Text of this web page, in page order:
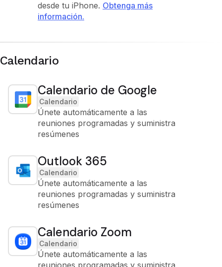
desde tu iPhone. Obtenga más
información.
Calendario
Calendario de Google
Calendario
Únete automáticamente a las
reuniones programadas y suministra
resúmenes
Outlook 365
Calendario
Únete automáticamente a las
reuniones programadas y suministra
resúmenes
Calendario Zoom
Calendario
Únete automáticamente a las
reuniones programadas y suministra